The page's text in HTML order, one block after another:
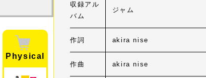
Physical
収録アル
バム
ジャム
作詞 akira nise
作曲 akira nise